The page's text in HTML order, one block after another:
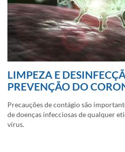
LIMPEZA E
PREVENÇÃO DO
Precauções de contágio são
de doenças infecciosas de qualquer
vírus.